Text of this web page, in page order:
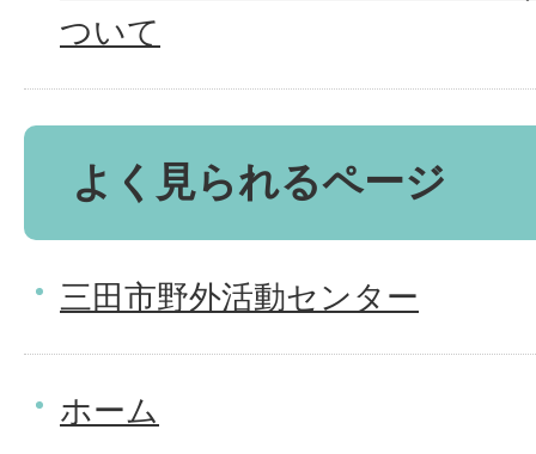
ついて
よく見られるページ
三田市野外活動センター
ホーム